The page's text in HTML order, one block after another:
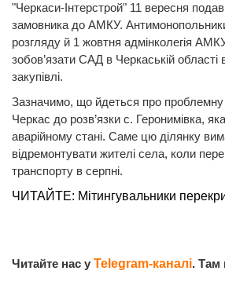
"Черкаси-Інтерстрой" 11 вересня подав
замовника до АМКУ.
розгляду й 1 жовтня адмінколегія
зобов’язати САД в Черкаській області
закупівлі.
Зазначимо, що йдеться про проблемну
Черкас до розв’язки с. Геронимівка,
аварійному стані. Саме цю ділянку
відремонтувати жителі села, коли
транспорту в серпні.
ЧИТАЙТЕ: Мітингувальники
Читайте нас у Telegram-каналі. Там